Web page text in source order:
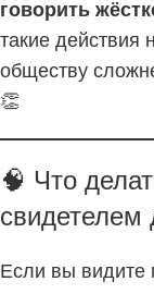
говорить
такие действия
обществу
👏
🧠 Что
свидетелем
Если вы видите